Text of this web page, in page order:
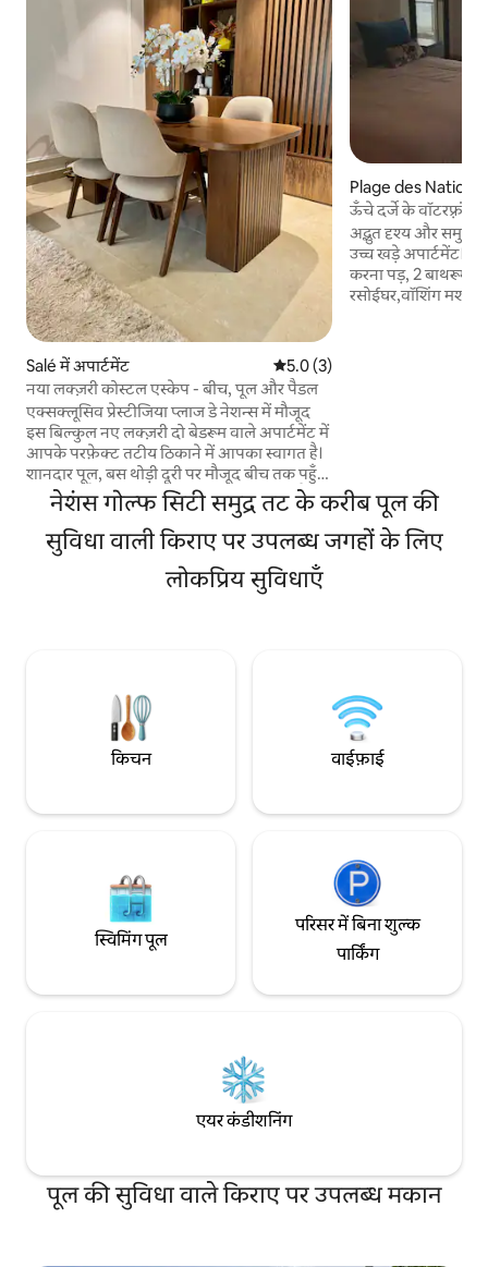
Salé में अपार्टमेंट औसत रेटिंग 5 में से 5.0, 3 समीक्षाएँ
5.0 (3)
नया लक्ज़री कोस्टल एस्केप - बीच, पूल और पैडल
एक्सक्लूसिव प्रेस्टीजिया प्लाज डे नेशन्स में मौजूद
इस बिल्कुल नए लक्ज़री दो बेडरूम वाले अपार्टमेंट में
आपके परफ़ेक्ट तटीय ठिकाने में आपका स्वागत है।
शानदार पूल, बस थोड़ी दूरी पर मौजूद बीच तक पहुँच
और हमारे पैडल कोर्ट तक पहुँच के साथ रिज़ॉर्ट जैसे
रहन-सहन का मज़ा लें, जो पैडल के शौकीनों के लिए
बिलकुल सही है 🎾🎾 प्रीमियम फ़िनिश, हाई-एंड
उपकरण, तेज़ वाई-फ़ाई और आकर्षक इंटीरियर
वाली यह जगह परिवारों, कपल्स, दोस्तों या दूर से
काम करने वालों के लिए बिल्कुल सही है, जो आराम,
Plage des Nations
ऊँचे दर्जे के वॉटरफ़्रंट
अद्भुत दृश्य और समुद्र
उच्च खड़े अपार्टमेंट। -3
करना पड़, 2 बाथरूम
रसोईघर,वॉशिंग मशीन
नेशंस गोल्फ सिटी समुद्र तट के करीब पूल की
सुविधा वाली किराए पर उपलब्ध जगहों के लिए
लोकप्रिय सुविधाएँ
किचन वाईफ़ाई
स्विमिंग पूल
परिसर में बिना शुल्क
पार्किंग
एयर कंडीशनिंग
पूल की सुविधा वाले किराए पर उपलब्ध मकान